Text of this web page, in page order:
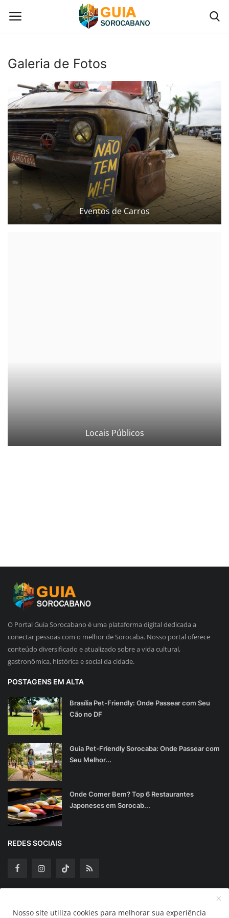
Início
Contato
Gastronomia em Sorocaba
Galeria de Fotos
Categoria
Galeria de Fotos
Eventos de Carros
Locais Públicos
O Portal Guia Sorocabano é uma plataforma digital dedicada a
conectar pessoas com o melhor de Sorocaba. Nosso portal oferece
conteúdo diversificado e atualizado sobre a vida cultural,
gastronômica, histórica e social da cidade.
POSTAGENS EM ALTA
Brasília Pet-Friendly: Onde Passear com Seu
Cão no DF
Guia Pet-Friendly Sorocaba: Onde Passear com
Seu Melhor...
Onde Comer Bem? Top 6 Restaurantes
Japoneses em Sorocab...
REDES SOCIAIS
Assine Nossa Newsletter
Nosso site utiliza cookies para melhorar sua experiência